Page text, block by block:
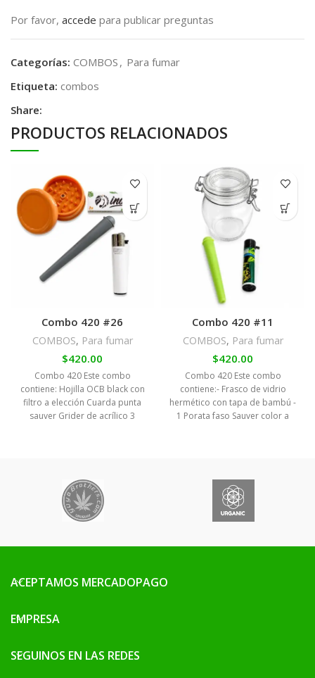
Por favor, accede para publicar preguntas
Categorías: COMBOS , Para fumar
Etiqueta: combos
Share:
PRODUCTOS RELACIONADOS
Combo 420 #26
COMBOS, Para fumar
$420.00
Combo 420 Este combo
contiene: Hojilla OCB black con
filtro a elección Cuarda punta
sauver Grider de acrílico 3
Combo 420 #11
COMBOS, Para fumar
$420.00
Combo 420 Este combo
contiene:- Frasco de vidrio
hermético con tapa de bambú -
1 Porata faso Sauver color a
ACEPTAMOS MERCADOPAGO
EMPRESA
SEGUINOS EN LAS REDES